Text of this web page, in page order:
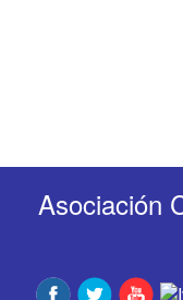
Asociación